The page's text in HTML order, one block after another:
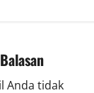
Anda tidak